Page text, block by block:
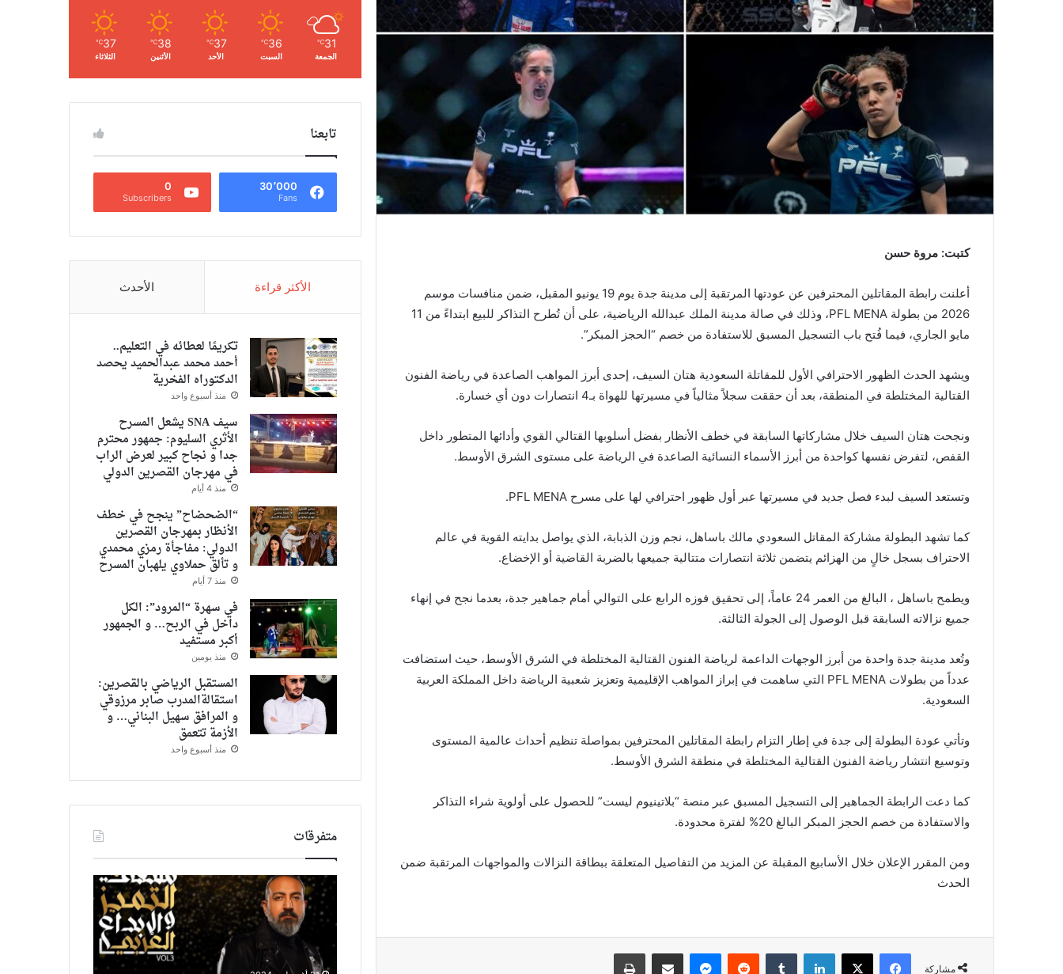
كتبت: مروة حسن
أعلنت رابطة المقاتلين المحترفين عن عودتها المرتقبة إلى مدينة جدة يوم 19 يونيو المقبل، ضمن منافسات موسم
2026 من بطولة PFL MENA، وذلك في صالة مدينة الملك عبدالله الرياضية، على أن تُطرح التذاكر للبيع ابتداءً من 11
مايو الجاري، فيما فُتح باب التسجيل المسبق للاستفادة من خصم “الحجز المبكر”.
ويشهد الحدث الظهور الاحترافي الأول للمقاتلة السعودية هتان السيف، إحدى أبرز المواهب الصاعدة في رياضة الفنون
القتالية المختلطة في المنطقة، بعد أن حققت سجلاً مثالياً في مسيرتها للهواة بـ4 انتصارات دون أي خسارة.
ونجحت هتان السيف خلال مشاركاتها السابقة في خطف الأنظار بفضل أسلوبها القتالي القوي وأدائها المتطور داخل
القفص، لتفرض نفسها كواحدة من أبرز الأسماء النسائية الصاعدة في الرياضة على مستوى الشرق الأوسط.
وتستعد السيف لبدء فصل جديد في مسيرتها عبر أول ظهور احترافي لها على مسرح PFL MENA.
كما تشهد البطولة مشاركة المقاتل السعودي مالك باساهل، نجم وزن الذبابة، الذي يواصل بدايته القوية في عالم
الاحتراف بسجل خالٍ من الهزائم يتضمن ثلاثة انتصارات متتالية جميعها بالضربة القاضية أو الإخضاع.
ويطمح باساهل ، البالغ من العمر 24 عاماً، إلى تحقيق فوزه الرابع على التوالي أمام جماهير جدة، بعدما نجح في إنهاء
جميع نزالاته السابقة قبل الوصول إلى الجولة الثالثة.
وتُعد مدينة جدة واحدة من أبرز الوجهات الداعمة لرياضة الفنون القتالية المختلطة في الشرق الأوسط، حيث استضافت
عدداً من بطولات PFL MENA التي ساهمت في إبراز المواهب الإقليمية وتعزيز شعبية الرياضة داخل المملكة العربية
السعودية.
وتأتي عودة البطولة إلى جدة في إطار التزام رابطة المقاتلين المحترفين بمواصلة تنظيم أحداث عالمية المستوى
وتوسيع انتشار رياضة الفنون القتالية المختلطة في منطقة الشرق الأوسط.
كما دعت الرابطة الجماهير إلى التسجيل المسبق عبر منصة “بلاتينيوم ليست” للحصول على أولوية شراء التذاكر
والاستفادة من خصم الحجز المبكر البالغ 20% لفترة محدودة.
ومن المقرر الإعلان خلال الأسابيع المقبلة عن المزيد من التفاصيل المتعلقة ببطاقة النزالات والمواجهات المرتقبة ضمن
الحدث
مشاركة
فيسبوك X لينكدإن ماسنجر نشر بالبريد الالكترونيطباعة
31
℃
الجمعة
36
℃
السبت
37
℃
الأحد
38
℃
الأثنين
37
℃
الثلاثاء
تابعنا
30٬000
Fans
0
Subscribers
الأكثر قراءة الأحدث
تكريمًا لعطائه في التعليم..
أحمد محمد عبدالحميد يحصد
الدكتوراه الفخرية
منذ أسبوع واحد
سيف SNA يشعل المسرح
الأثري السليوم: جمهور محترم
جدا و نجاح كبير لعرض الراب
في مهرجان القصرين الدولي
منذ 4 أيام
“الضحضاح” ينجح في خطف
الأنظار بمهرجان القصرين
الدولي: مفاجأة رمزي محمدي
و تألق حملاوي يلهبان المسرح
منذ 7 أيام
في سهرة “المرود”: الكل
داخل في الربح… و الجمهور
أكبر مستفيد
منذ يومين
المستقبل الرياضي بالقصرين:
استقالةالمدرب صابر مرزوقي
و المرافق سهيل البناني… و
الأزمة تتعمق
منذ أسبوع واحد
متفرقات
الضوء
جامعة
الملك
عبد
كلية
الأعمال
هجومه